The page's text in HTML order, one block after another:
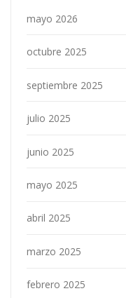
mayo 2026
octubre 2025
septiembre 2025
julio 2025
junio 2025
mayo 2025
abril 2025
marzo 2025
febrero 2025